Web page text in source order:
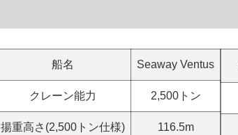
船名 Seaway Ventus
クレーン能力 2,500トン
揚重高さ(2,500トン仕様) 116.5m